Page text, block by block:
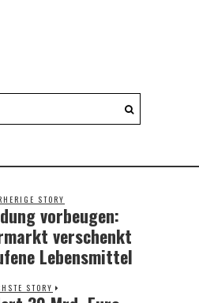
STORY
Previous
post:
vorbeugen:
verschenkt
Lebensmittel
STORY